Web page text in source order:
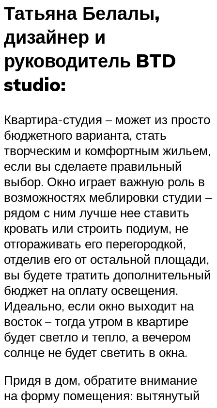
Татьяна Белалы,
дизайнер и
руководитель BTD
studio:
Квартира-студия – может из просто
бюджетного варианта, стать
творческим и комфортным жильем,
если вы сделаете правильный
выбор. Окно играет важную роль в
возможностях меблировки студии –
рядом с ним лучше нее ставить
кровать или строить подиум, не
отгораживать его перегородкой,
отделив его от остальной площади,
вы будете тратить дополнительный
бюджет на оплату освещения.
Идеально, если окно выходит на
восток – тогда утром в квартире
будет светло и тепло, а вечером
солнце не будет светить в окна.
Придя в дом, обратите внимание
на форму помещения: вытянутый